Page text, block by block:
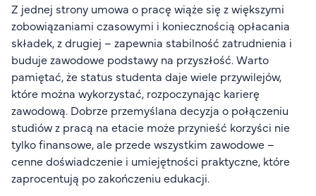
Z jednej strony umowa o pracę wiąże się z większymi
zobowiązaniami czasowymi i koniecznością opłacania
składek, z drugiej – zapewnia stabilność zatrudnienia i
buduje zawodowe podstawy na przyszłość. Warto
pamiętać, że status studenta daje wiele przywilejów,
które można wykorzystać, rozpoczynając karierę
zawodową. Dobrze przemyślana decyzja o połączeniu
studiów z pracą na etacie może przynieść korzyści nie
tylko finansowe, ale przede wszystkim zawodowe –
cenne doświadczenie i umiejętności praktyczne, które
zaprocentują po zakończeniu edukacji.